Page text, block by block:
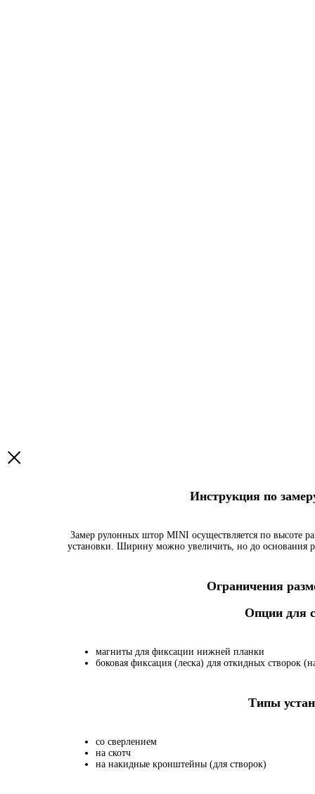
Инструкция по
Замер рулонных штор MINI осуществляется по высоте
установки. Ширину можно увеличить, но до основания
Ограничения
Опции для
магниты для фиксации нижней планки
боковая фиксация (леска) для откидных створок
Типы
со сверлением
на скотч
на накидные кронштейны (для створок)